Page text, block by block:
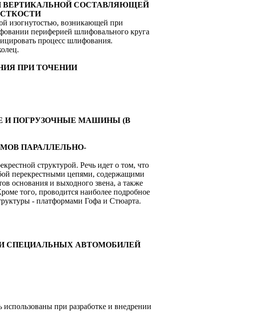
ВЕРТИКАЛЬНОЙ СОСТАВЛЯЮЩЕЙ
изогнутостью, возникающей при
периферией шлифовального круга
процесс шлифования.
ПРИ ТОЧЕНИИ
И ПОГРУЗОЧНЫЕ МАШИНЫ (В
ПАРАЛЛЕЛЬНО-
структурой. Речь идет о том, что
перекрестными цепями, содержащими
основания и выходного звена, а также
того, проводится наиболее подробное
- платформами Гофа и Стюарта.
СПЕЦИАЛЬНЫХ АВТОМОБИЛЕЙ
при разработке и внедрении